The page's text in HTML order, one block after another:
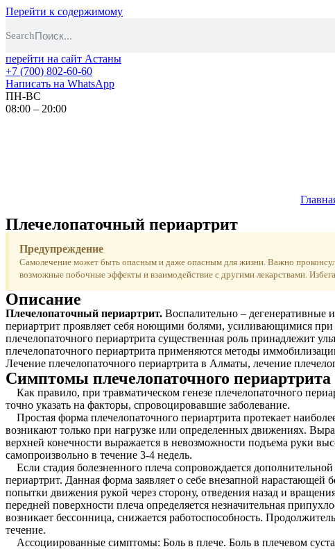
Перейти к содержимому
Search
перейти на сайт Астаны
+7 (700) 802-60-60
Написать на WhatsApp
ПН-ВС
08:00 – 20:00
Плечелопаточный периартрит
Предупреждение
Самолечение может быть опасным и даже опасным для жизни. Важно
возможные побочные эффекты и взаимодействие с другими лекарствами.
Описание
Плечелопаточный периартрит. Воспалительно – дегенеративные
периартрит проявляет себя ноющими болями, усиливающимися
плечелопаточного периартрита существенная роль принадлежит
плечелопаточного периартрита применяются методы
Лечение плечелопаточного периартрита в Алматы, лечение
Симптомы плечелопаточного периартрита
Как правило, при травматическом генезе плечелопаточного
точно указать на факторы, спровоцировавшие заболевание.
Простая форма плечелопаточного периартрита протекает
возникают только при нагрузке или определенных движениях.
верхней конечности выражается в невозможности подъема руки
самопроизвольно в течение 3-4 недель.
Если стадия болезненного плеча сопровождается
периартрит. Данная форма заявляет о себе внезапной
попытки движения рукой через сторону, отведения назад и
передней поверхности плеча определяется незначительная
возникает бессонница, снижается работоспособность.
течение.
Ассоциированные симптомы: Боль в плече. Боль в плечевом